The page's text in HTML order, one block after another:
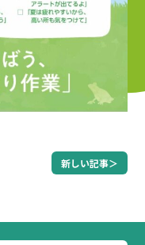
新しい記事＞